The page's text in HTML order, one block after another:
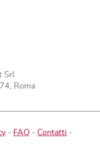
Srl
Roma
- FAQ - Contatti -